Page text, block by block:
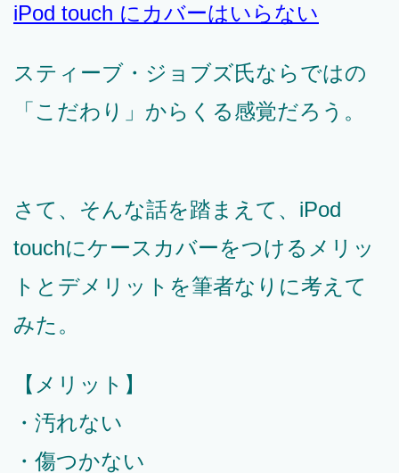
iPod touch にカバーはいらない
スティーブ・ジョブズ氏ならではの
「こだわり」からくる感覚だろう。
さて、そんな話を踏まえて、iPod
touchにケースカバーをつけるメリッ
トとデメリットを筆者なりに考えて
みた。
【メリット】
・汚れない
・傷つかない